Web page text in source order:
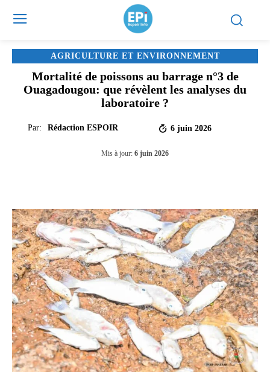
AGRICULTURE ET ENVIRONNEMENT
Mortalité de poissons au barrage n°3 de
Ouagadougou: que révèlent les analyses du
laboratoire ?
Par: Rédaction ESPOIR 6 juin 2026
Mis à jour: 6 juin 2026